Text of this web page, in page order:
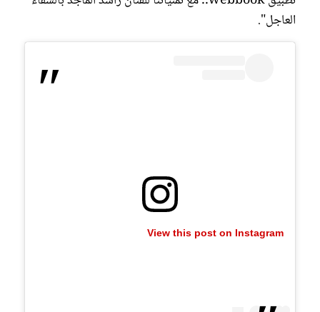
العاجل".
View this post on Instagram